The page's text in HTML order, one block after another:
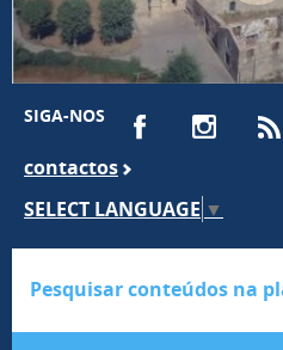
SIGA-NOS
contactos
SELECT LANGUAGE ▼